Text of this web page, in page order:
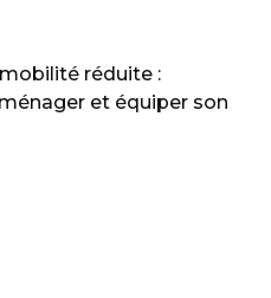
réduite :
et équiper son